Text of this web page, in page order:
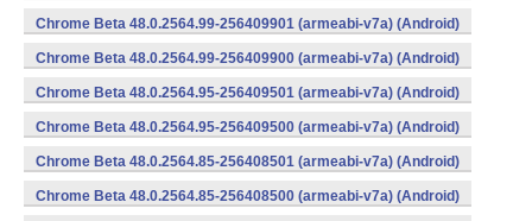
Chrome Beta 48.0.2564.99-256409901 (armeabi-v7a) (Android)
Chrome Beta 48.0.2564.99-256409900 (armeabi-v7a) (Android)
Chrome Beta 48.0.2564.95-256409501 (armeabi-v7a) (Android)
Chrome Beta 48.0.2564.95-256409500 (armeabi-v7a) (Android)
Chrome Beta 48.0.2564.85-256408501 (armeabi-v7a) (Android)
Chrome Beta 48.0.2564.85-256408500 (armeabi-v7a) (Android)